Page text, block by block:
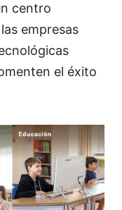
centro
empresas
el éxito